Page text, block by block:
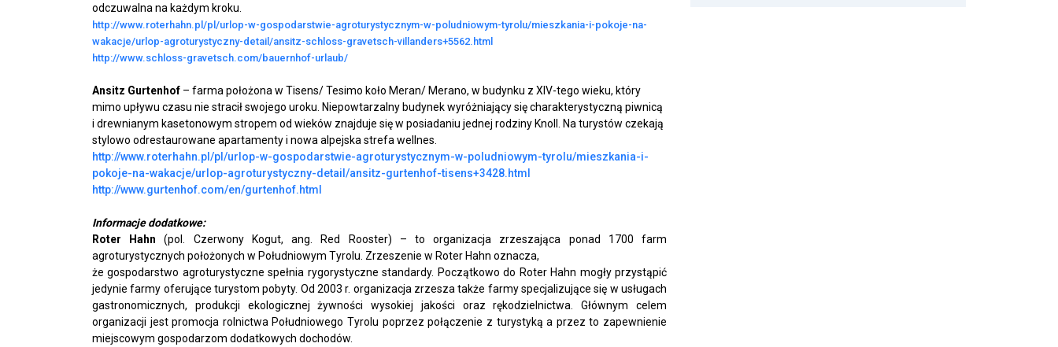
odczuwalna na każdym kroku.
http://www.roterhahn.pl/pl/urlop-w-gospodarstwie-agroturystycznym-w-poludniowym-tyrolu/mieszkania-i-pokoje-na-
wakacje/urlop-agroturystyczny-detail/ansitz-schloss-gravetsch-villanders+5562.html
http://www.schloss-gravetsch.com/bauernhof-urlaub/
Ansitz Gurtenhof – farma położona w Tisens/ Tesimo koło Meran/ Merano, w budynku z XIV-tego wieku, który
mimo upływu czasu nie stracił swojego uroku. Niepowtarzalny budynek wyróżniający się charakterystyczną piwnicą
i drewnianym kasetonowym stropem od wieków znajduje się w posiadaniu jednej rodziny Knoll. Na turystów czekają
stylowo odrestaurowane apartamenty i nowa alpejska strefa wellnes.
http://www.roterhahn.pl/pl/urlop-w-gospodarstwie-agroturystycznym-w-poludniowym-tyrolu/mieszkania-i-
pokoje-na-wakacje/urlop-agroturystyczny-detail/ansitz-gurtenhof-tisens+3428.html
http://www.gurtenhof.com/en/gurtenhof.html
Informacje dodatkowe:
Roter Hahn (pol. Czerwony Kogut, ang. Red Rooster) – to organizacja zrzeszająca ponad 1700 farm
agroturystycznych położonych w Południowym Tyrolu . Zrzeszenie w Roter Hahn oznacza,
że gospodarstwo agroturystyczne spełnia rygorystyczne standardy. Początkowo do Roter Hahn mogły przystąpić
jedynie farmy oferujące turystom pobyty. Od 2003 r. organizacja zrzesza także farmy specjalizujące się w usługach
gastronomicznych, produkcji ekologicznej żywności wysokiej jakości oraz rękodzielnictwa. Głównym celem
organizacji jest promocja rolnictwa Południowego Tyrolu poprzez połączenie z turystyką a przez to zapewnienie
miejscowym gospodarzom dodatkowych dochodów.